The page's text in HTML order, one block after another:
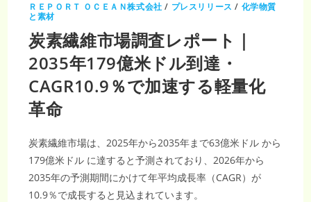
ＲＥＰＯＲＴ ＯＣＥＡＮ株式会社 / プレスリリース / 化学物質
と素材
炭素繊維市場調査レポート｜
2035年179億米ドル到達・
CAGR10.9％で加速する軽量化
革命
炭素繊維市場は、2025年から2035年まで63億米ドル から
179億米ドル に達すると予測されており、2026年から
2035年の予測期間にかけて年平均成長率（CAGR）が
10.9％で成長すると見込まれています。